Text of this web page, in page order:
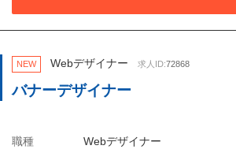
NEW Webデザイナー 求人ID:72868
バナーデザイナー
職種 Webデザイナー